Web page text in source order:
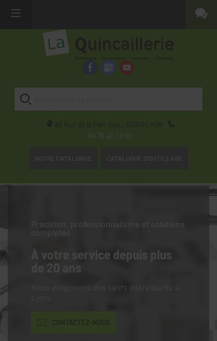
82 Rue de la Part-Dieu, 69003
LYON
04 78 42 24 08
NOTRE CATALOGUE CATALOGUE D'OUTILLAGE
Précision, professionnalisme et solutions
complètes
À votre service depuis plus
de 20 ans
Nous proposons des tarifs intéressants à
CONTACTEZ-NOUS